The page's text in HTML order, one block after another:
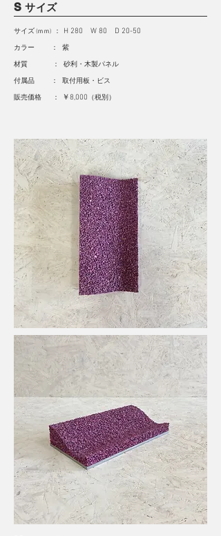
Sサイズ
サイズ(ｍｍ) ： H 280 W 80 D 20-50
カラー ： 紫
材質 ： 砂利・木製パネル
付属品 ： 取付用板・ビス
販売価格 ：
￥8,000 （税別）